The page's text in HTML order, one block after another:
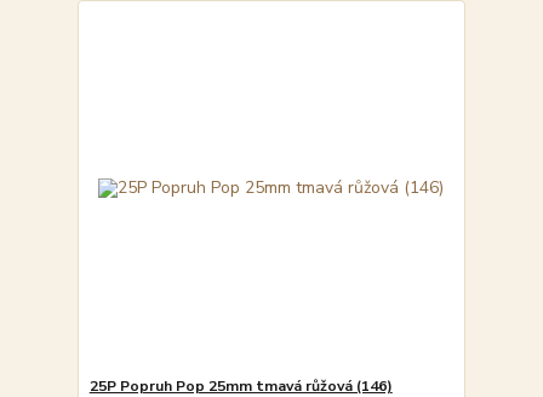
25P Popruh Pop 25mm tmavá růžová (146)